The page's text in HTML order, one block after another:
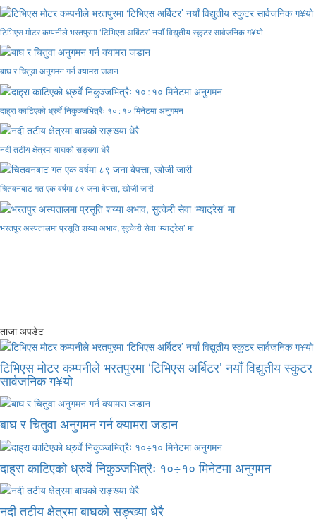
टिभिएस मोटर कम्पनीले भरतपुरमा ‘टिभिएस अर्बिटर’ नयाँ विद्युतीय स्कुटर सार्वजनिक ग¥यो
बाघ र चितुवा अनुगमन गर्न क्यामरा जडान
दाह्रा काटिएको ध्रुर्वे निकुञ्जभित्रैः १०÷१० मिनेटमा अनुगमन
नदी तटीय क्षेत्रमा बाघको सङ्ख्या धेरै
चितवनबाट गत एक वर्षमा ८९ जना बेपत्ता, खोजी जारी
भरतपुर अस्पतालमा प्रसूति शय्या अभाव, सुत्केरी सेवा ‘म्याट्रेस’ मा
ताजा अपडेट
टिभिएस मोटर कम्पनीले भरतपुरमा ‘टिभिएस अर्बिटर’ नयाँ विद्युतीय स्कुटर
सार्वजनिक ग¥यो
बाघ र चितुवा अनुगमन गर्न क्यामरा जडान
दाह्रा काटिएको ध्रुर्वे निकुञ्जभित्रैः १०÷१० मिनेटमा अनुगमन
नदी तटीय क्षेत्रमा बाघको सङ्ख्या धेरै